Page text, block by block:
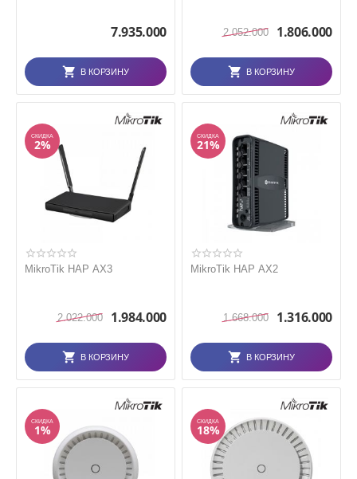
7.935.000
В КОРЗИНУ
2.052.000 1.806.000
В КОРЗИНУ
СКИДКА
2%
MikroTik HAP AX3
2.022.000 1.984.000
В КОРЗИНУ
СКИДКА
21%
MikroTik HAP AX2
1.668.000 1.316.000
В КОРЗИНУ
СКИДКА
1%
СКИДКА
18%